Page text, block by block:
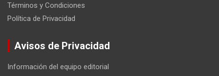
Términos y Condiciones
Política de Privacidad
Avisos de Privacidad
Información del equipo editorial